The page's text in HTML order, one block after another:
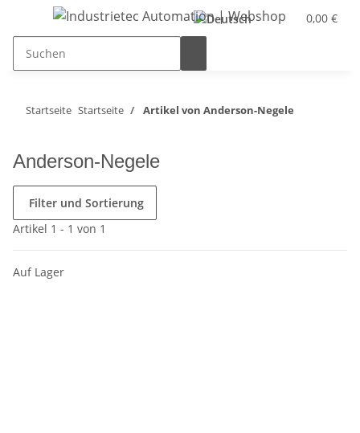
0,00 €
Startseite Startseite Artikel von Anderson-Negele
Anderson-Negele
Filter und Sortierung
Artikel 1 - 1 von 1
Auf Lager